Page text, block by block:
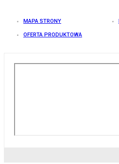
MAPA STRONY
OFERTA PRODUKTOWA